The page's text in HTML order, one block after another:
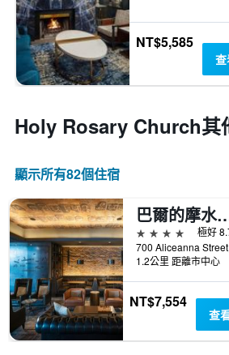
NT$5,585
Holy Rosary Church​其
顯示所有82​個住宿
巴爾的摩水
4星級
極好
1.2公里 距離市中心
NT$7,554
查